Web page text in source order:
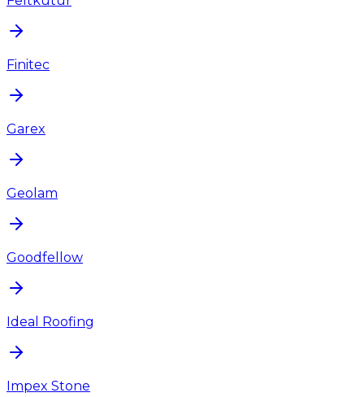
Finitec
Garex
Geolam
Goodfellow
Ideal Roofing
Impex Stone